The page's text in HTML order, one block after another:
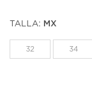
TALLA: MX
32 34